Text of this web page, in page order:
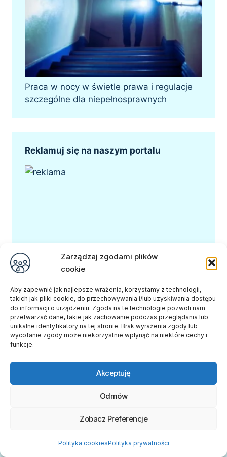
Zarządzaj zgodami plików
cookie
Aby zapewnić jak najlepsze wrażenia, korzystamy z technologii,
takich jak pliki cookie, do przechowywania i/lub uzyskiwania dostępu
do informacji o urządzeniu. Zgoda na te technologie pozwoli nam
przetwarzać dane, takie jak zachowanie podczas przeglądania lub
unikalne identyfikatory na tej stronie. Brak wyrażenia zgody lub
wycofanie zgody może niekorzystnie wpłynąć na niektóre cechy i
funkcje.
Akceptuję
Odmów
Zobacz Preferencje
Polityka cookiesPolityka prywatności
Praca w nocy w świetle prawa i regulacje
szczególne dla niepełnosprawnych
Reklamuj się na naszym portalu
Napisz Do Nas
Administrowanie portalem